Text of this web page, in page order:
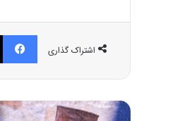
اشتراک گذاری